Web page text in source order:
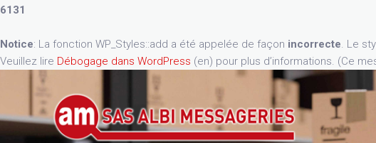
6131
Notice: La fonction WP_Styles::add a été appelée de façon incorrecte. Le
Veuillez lire Débogage dans WordPress (en) pour plus d’informations. (Ce